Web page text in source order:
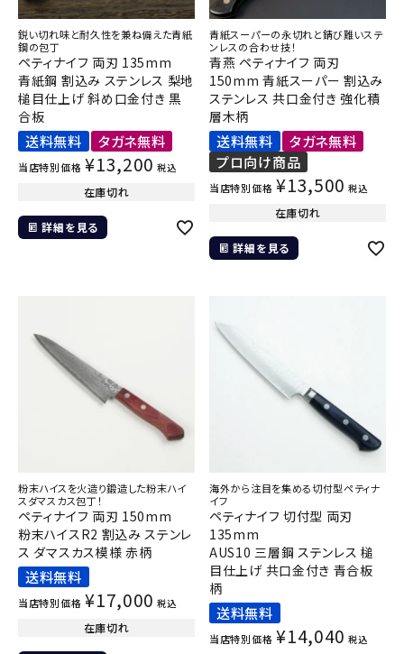
鋭い切れ味と耐久性を兼ね備えた青紙
鋼の包丁
ペティナイフ 両刃 135mm
青紙鋼 割込み ステンレス 梨地
槌目仕上げ 斜め口金付き 黒
合板
送料無料 タガネ無料
当店特別価格 ¥13,200 税込
在庫切れ
詳細を見る
青紙スーパーの永切れと錆び難いステ
ンレスの合わせ技！
青燕 ペティナイフ 両刃
150mm 青紙スーパー 割込み
ステンレス 共口金付き 強化積
層木柄
送料無料
タガネ無料
プロ向け商品
当店特別価格 ¥13,500 税込
在庫切れ
詳細を見る
粉末ハイスを火造り鍛造した粉末ハイ
スダマスカス包丁！
ペティナイフ 両刃 150mm
粉末ハイスR2 割込み ステンレ
ス ダマスカス模様 赤柄
送料無料
当店特別価格 ¥17,000 税込
在庫切れ
海外から注目を集める切付型ペティナ
イフ
ペティナイフ 切付型 両刃
135mm
AUS10 三層鋼 ステンレス 槌
目仕上げ 共口金付き 青合板
柄
送料無料
当店特別価格 ¥14,040 税込